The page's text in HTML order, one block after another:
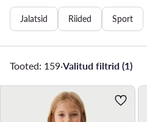
Jalatsid Riided Sport
Tooted: 159·Valitud filtrid (1)